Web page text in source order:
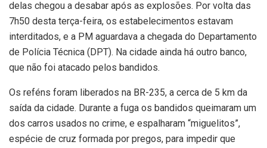
delas chegou a desabar após as explosões. Por volta das
7h50 desta terça-feira, os estabelecimentos estavam
interditados, e a PM aguardava a chegada do Departamento
de Polícia Técnica (DPT). Na cidade ainda há outro banco,
que não foi atacado pelos bandidos.
Os reféns foram liberados na BR-235, a cerca de 5 km da
saída da cidade. Durante a fuga os bandidos queimaram um
dos carros usados no crime, e espalharam “miguelitos”,
espécie de cruz formada por pregos, para impedir que